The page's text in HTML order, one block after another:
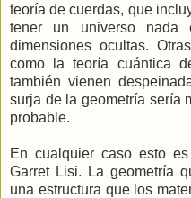
teoría de cuerdas, que
tener un universo nada
dimensiones ocultas.
como la teoría cuántica
también vienen
surja de la geometría sería
probable.
En cualquier caso esto
Garret Lisi. La geometría
una estructura que los